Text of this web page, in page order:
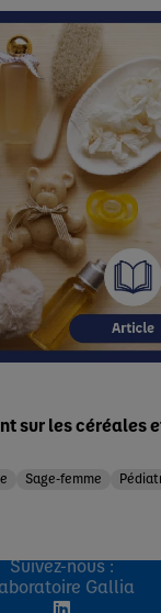
sur les céréales
Sage-femme
Suivez-nous :
Gallia